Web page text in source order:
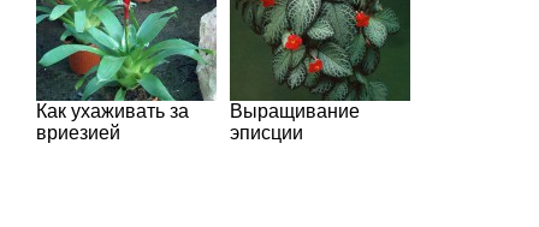
Как ухаживать за
вриезией
Выращивание
эписции